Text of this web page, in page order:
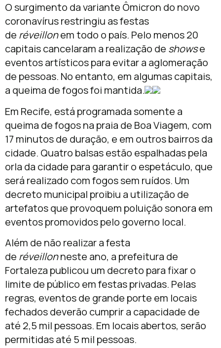
O surgimento da variante Ômicron do novo
coronavírus restringiu as festas
de réveillonem todo o país. Pelo menos 20
capitais cancelaram a realização de showse
eventos artísticos para evitar a aglomeração
de pessoas. No entanto, em algumas capitais,
a queima de fogos foi mantida.
Em Recife, está programada somente a
queima de fogos na praia de Boa Viagem, com
17 minutos de duração, e em outros bairros da
cidade. Quatro balsas estão espalhadas pela
orla da cidade para garantir o espetáculo, que
será realizado com fogos sem ruídos. Um
decreto municipal proibiu a utilização de
artefatos que provoquem poluição sonora em
eventos promovidos pelo governo local.
Além de não realizar a festa
de réveillonneste ano, a prefeitura de
Fortaleza publicou um decreto para fixar o
limite de público em festas privadas. Pelas
regras, eventos de grande porte em locais
fechados deverão cumprir a capacidade de
até 2,5 mil pessoas. Em locais abertos, serão
permitidas até 5 mil pessoas.